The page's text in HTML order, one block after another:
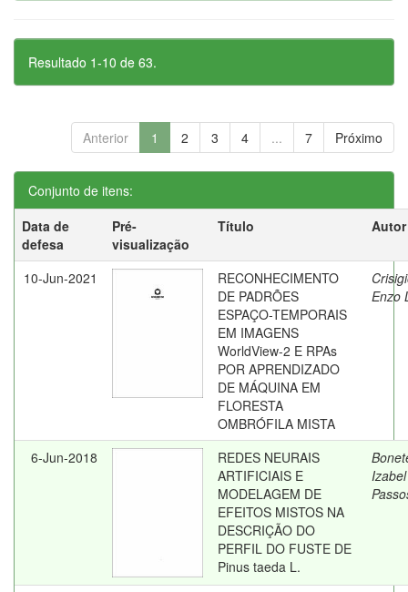
Resultado 1-10 de 63.
Anterior 1 2 3 4 ... 7 Próximo
Conjunto de itens:
Data de
defesa
Pré-
visualização
Título Autor
10-Jun-2021
RECONHECIMENTO
DE PADRÕES
ESPAÇO-TEMPORAIS
EM IMAGENS
WorldView-2 E RPAs
POR APRENDIZADO
DE MÁQUINA EM
FLORESTA
OMBRÓFILA MISTA
Enzo
6-Jun-2018
REDES NEURAIS
ARTIFICIAIS E
MODELAGEM DE
EFEITOS MISTOS NA
DESCRIÇÃO DO
PERFIL DO FUSTE DE
Pinus taeda L.
Izabel